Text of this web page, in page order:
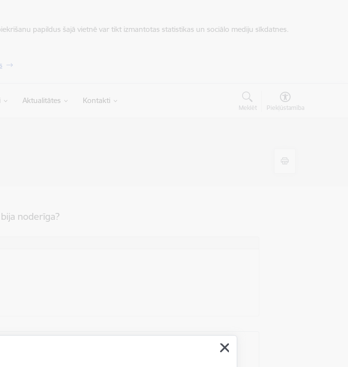
papildus šajā vietnē var tikt izmantotas statistikas un sociālo mediju sīkdatnes.
Aktualitātes Kontakti
Meklēt Piekļūstamība
noderīga?